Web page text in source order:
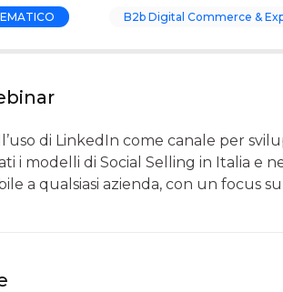
B2b Digital Commerce &
di LinkedIn come canale per
i modelli di Social Selling in Italia e
a qualsiasi azienda, con un focus